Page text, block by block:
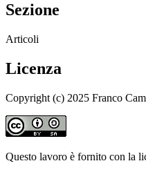
Sezione
Articoli
Licenza
Copyright (c) 2025 Franco
Questo lavoro è fornito con la